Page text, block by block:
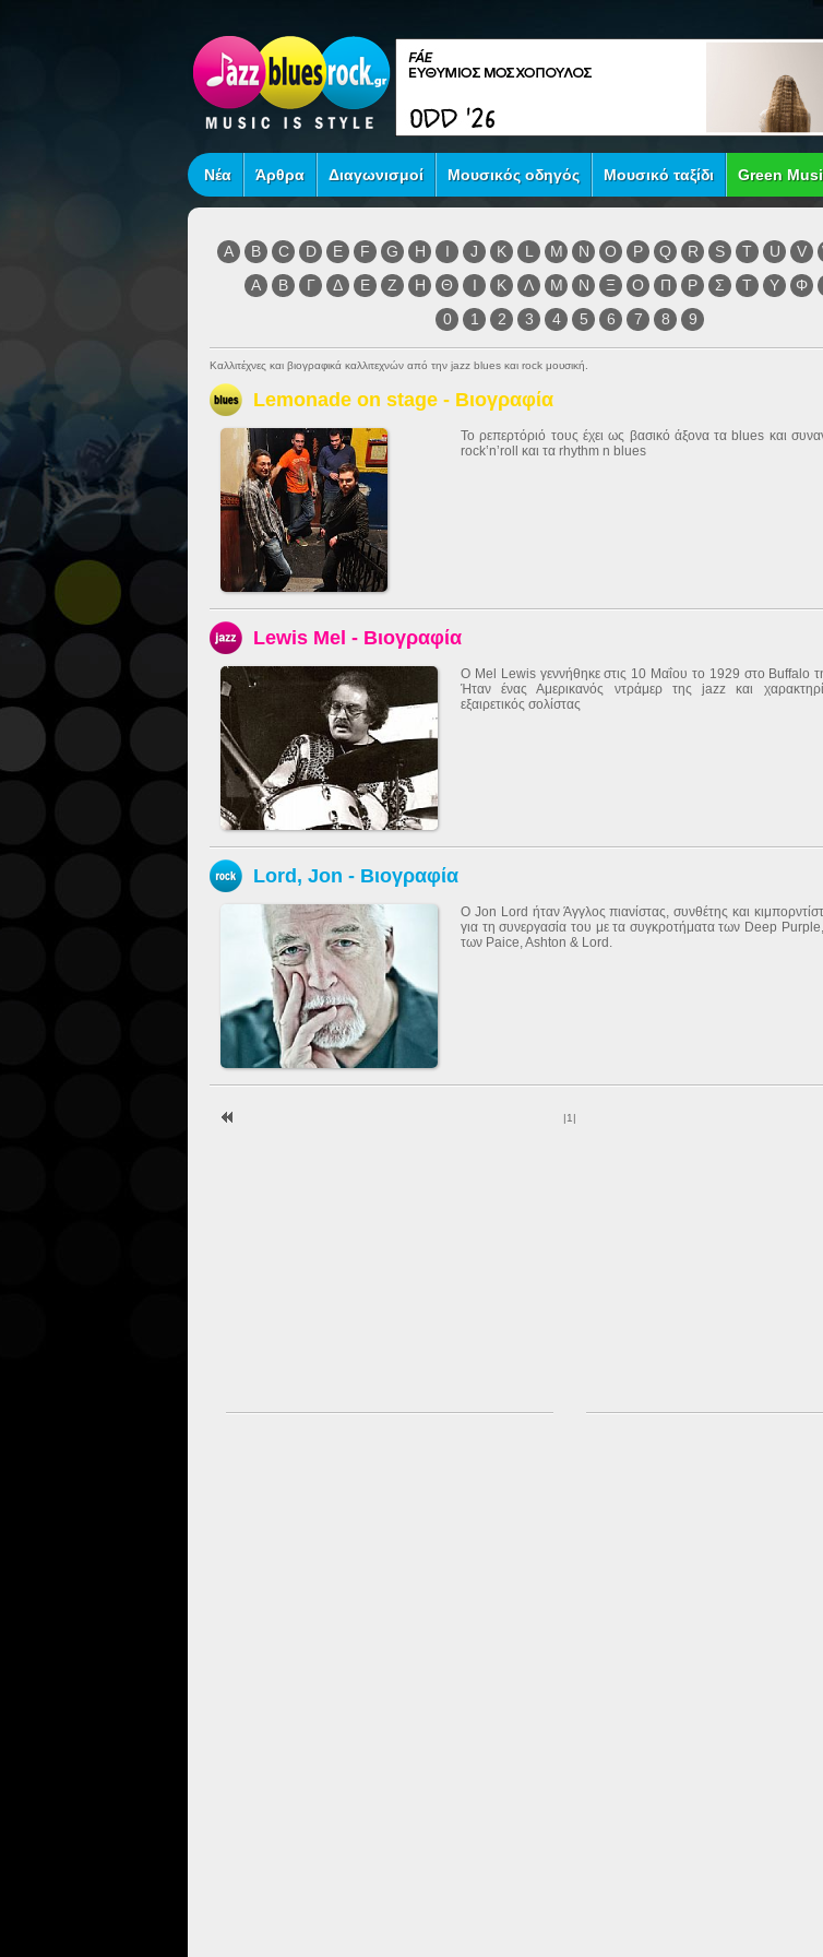
Νέα Άρθρα Διαγωνισμοί Μουσικός οδηγός Μουσικό ταξίδι Green
A B C D E F G H I J K L M N O P Q R S T U V
Α
Β Γ Δ Ε Ζ Η Θ Ι Κ Λ Μ Ν Ξ Ο Π Ρ Σ Τ Υ Φ
0
1 2 3 4 5 6 7 8 9
Καλλιτέχνες και βιογραφικά καλλιτεχνών από την jazz blues και rock μουσική.
Lemonade on stage - Βιογραφία
Το ρεπερτόριό τους έχει ως βασικό άξονα τα blues και
rockʽnʼroll και τα rhythm n blues
Lewis Mel - Βιογραφία
Ο Mel Lewis γεννήθηκε στις 10 Μαΐου το 1929 στο Buffalo
Ήταν ένας Αμερικανός ντράμερ της jazz και
εξαιρετικός σολίστας
Lord, Jon - Βιογραφία
Ο Jon Lord ήταν Άγγλος πιανίστας, συνθέτης και
για τη συνεργασία του με τα συγκροτήματα των Deep
των Paice, Ashton & Lord.
|1 |